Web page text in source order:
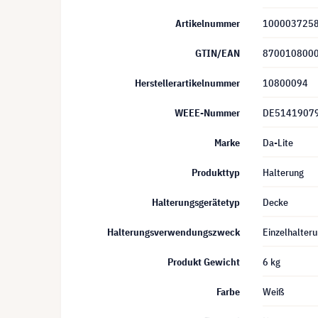
Artikelnummer 1000037258
GTIN/EAN
Herstellerartikelnummer 10800094
WEEE-Nummer
Marke Da-Lite
Produkttyp Halterung
Halterungsgerätetyp Decke
Halterungsverwendungszweck
Produkt Gewicht 6 kg
Farbe Weiß